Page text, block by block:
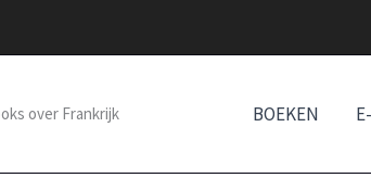
over Frankrijk BOEKEN